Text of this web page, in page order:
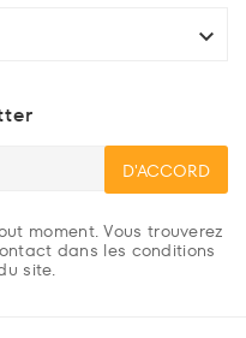

D'ACCORD
moment. Vous trouverez
dans les conditions
site.